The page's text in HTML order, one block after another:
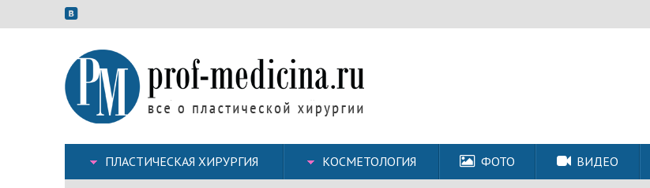
ПЛАСТИЧЕСКАЯ ХИРУРГИЯ КОСМЕТОЛОГИЯ ФОТО ВИДЕО